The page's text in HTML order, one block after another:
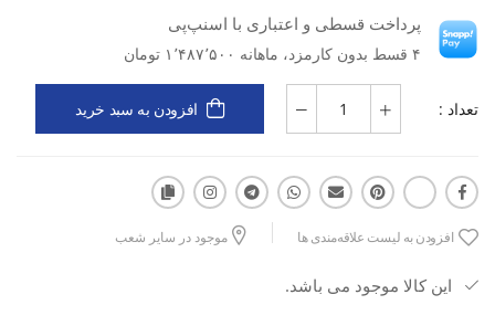
نوع محصول: بطری آب عایق‌دار (Insulated Water Bottle)
طراحی: مینیمال، باریک (Slim) و بسیار شیک
تکنولوژی عایق: استیل دو لایه با فضای خلأ برای حفظ دمای نوشیدنی
درب: طراحی دو تیکه کاربردی برای استفاده آسان
قابلیت شستشو: کاملاً ایمن برای قرارگیری در ماشین ظرفشویی
ایمنی حمل: ۱۰۰٪ ضد نشت (Leakproof)
پرداخت قسطی و اعتباری با اسنپ‌پی
۴ قسط بدون کارمزد، ماهانه ۱٬۴۸۷٬۵۰۰ تومان
تعداد : افزودن به سبد خرید
افزودن به لیست علاقه‌مندی ها موجود در سایر شعب
این کالا موجود می باشد.